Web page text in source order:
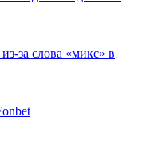
за слова «микс» в